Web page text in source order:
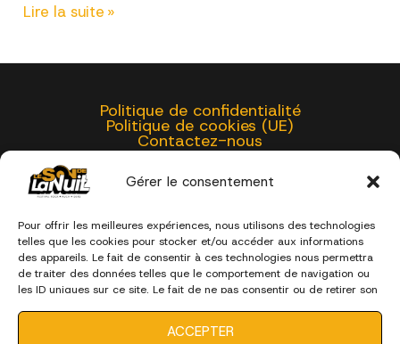
Gérer le consentement
Pour offrir les meilleures expériences, nous utilisons des technologies
telles que les cookies pour stocker et/ou accéder aux informations
des appareils. Le fait de consentir à ces technologies nous permettra
de traiter des données telles que le comportement de navigation ou
les ID uniques sur ce site. Le fait de ne pas consentir ou de retirer son
ACCEPTER
BUZZCOCKS
Lire la suite »
Politique de confidentialité
Politique de cookies (UE)
Contactez-nous
BOUTIQUE MERCH'
Suivez-nous !